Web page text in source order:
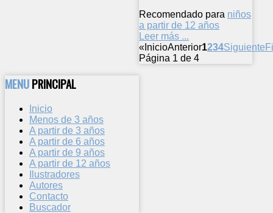
Recomendado para niños
a partir de 12 años
Leer más ...
« InicioAnterior1234Siguiente
Página 1 de 4
MENUPRINCIPAL
Inicio
Menos de 3 años
A partir de 3 años
A partir de 6 años
A partir de 9 años
A partir de 12 años
Ilustradores
Autores
Contacto
Buscador